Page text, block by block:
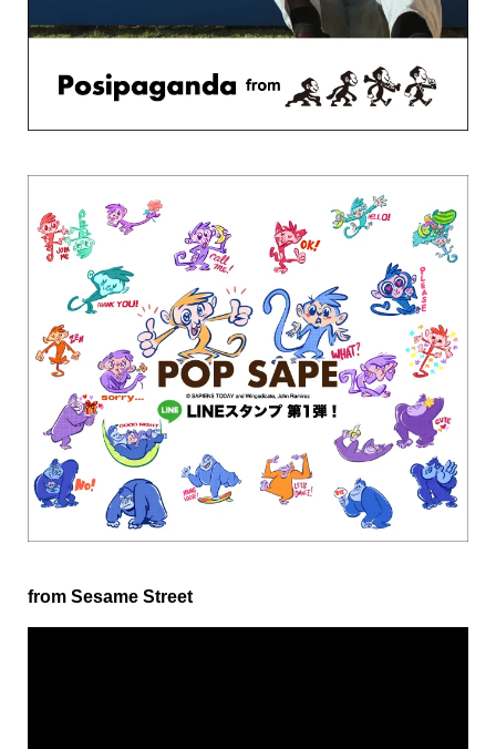
from Sesame Street